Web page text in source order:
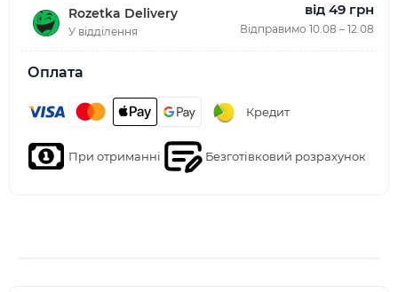
Rozetka Delivery
У відділення
від 49 грн
Відправимо 10.08 – 12.08
Оплата
Кредит
При отриманні Безготівковий розрахунок